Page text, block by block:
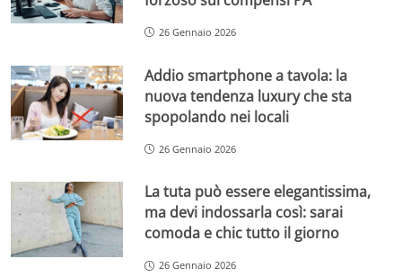
26 Gennaio 2026
Addio smartphone a tavola: la
nuova tendenza luxury che sta
spopolando nei locali
26 Gennaio 2026
La tuta può essere elegantissima,
ma devi indossarla così: sarai
comoda e chic tutto il giorno
26 Gennaio 2026